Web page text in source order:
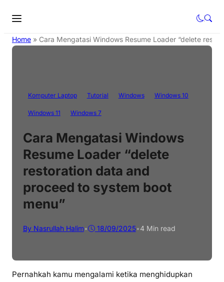
Home » Cara Mengatasi Windows Resume Loader “delete
Komputer Laptop Tutorial Windows Windows 10
Windows 11 Windows 7
Cara Mengatasi Windows
Resume Loader “delete
restoration data and
proceed to system boot
menu”
By Nasrullah Halim• 18/09/2025•4 Min read
Pernahkah kamu mengalami ketika menghidupkan